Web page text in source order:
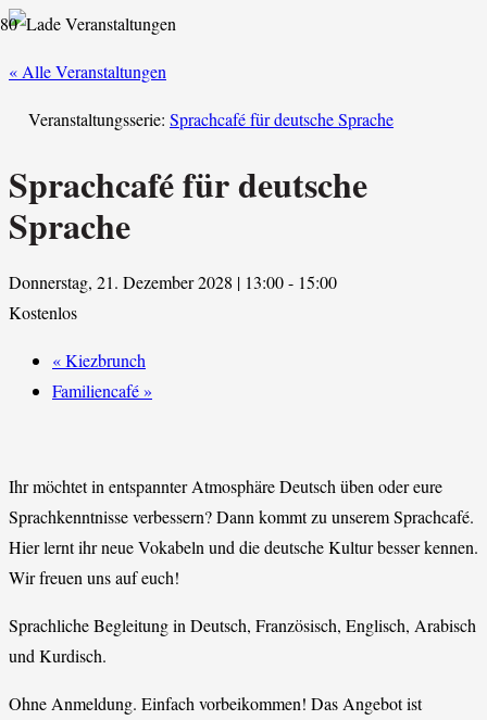
« Alle Veranstaltungen
Veranstaltungsserie: Sprachcafé für deutsche Sprache
Sprachcafé für deutsche
Sprache
Donnerstag, 21. Dezember 2028 | 13:00- 15:00
Kostenlos
«Kiezbrunch
Familiencafé»
Ihr möchtet in entspannter Atmosphäre Deutsch üben oder eure
Sprachkenntnisse verbessern? Dann kommt zu unserem Sprachcafé.
Hier lernt ihr neue Vokabeln und die deutsche Kultur besser kennen.
Wir freuen uns auf euch!
Sprachliche Begleitung in Deutsch, Französisch, Englisch, Arabisch
und Kurdisch.
Ohne Anmeldung. Einfach vorbeikommen! Das Angebot ist